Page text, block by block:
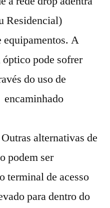
Residencial)
equipamentos. A
pode sofrer
do uso de
alternativas de
podem ser
terminal de acesso
para dentro do